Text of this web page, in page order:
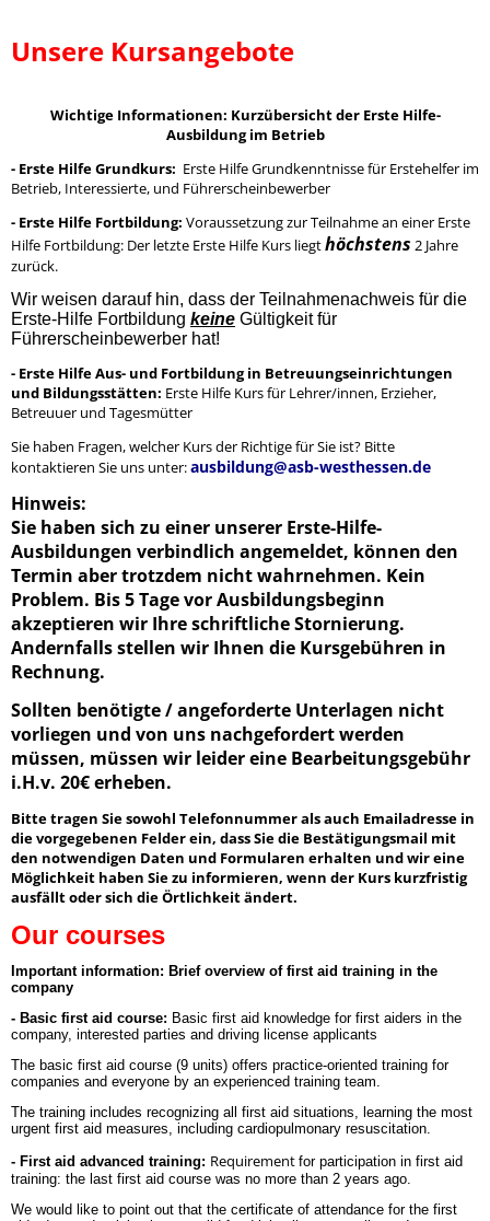
Unsere Kursangebote
Wichtige Informationen: Kurzübersicht der Erste Hilfe-
Ausbildung im Betrieb
- Erste Hilfe Grundkurs: Erste Hilfe Grundkenntnisse für Erstehelfer im
Betrieb, Interessierte, und Führerscheinbewerber
- Erste Hilfe Fortbildung: Voraussetzung zur Teilnahme an einer Erste
Hilfe Fortbildung: Der letzte Erste Hilfe Kurs liegthöchstens 2 Jahre
zurück.
Wir weisen darauf hin, dass der Teilnahmenachweis für die
Erste-Hilfe Fortbildung keine Gültigkeit für
Führerscheinbewerber hat!
- Erste Hilfe Aus- und Fortbildung in Betreuungseinrichtungen
und Bildungsstätten: Erste Hilfe Kurs für Lehrer/innen, Erzieher,
Betreuuer und Tagesmütter
Sie haben Fragen, welcher Kurs der Richtige für Sie ist? Bitte
kontaktieren Sie uns unter:ausbildung@asb-westhessen.de
Hinweis:
Sie haben sich zu einer unserer Erste-Hilfe-
Ausbildungen verbindlich angemeldet, können den
Termin aber trotzdem nicht wahrnehmen. Kein
Problem. Bis 5 Tage vor Ausbildungsbeginn
akzeptieren wir Ihre schriftliche Stornierung.
Andernfalls stellen wir Ihnen die Kursgebühren in
Rechnung.
Sollten benötigte / angeforderte Unterlagen nicht
vorliegen und von uns nachgefordert werden
müssen, müssen wir leider eine Bearbeitungsgebühr
i.H.v. 20€ erheben.
Bitte tragen Sie sowohl Telefonnummer als auch Emailadresse in
die vorgegebenen Felder ein, dass Sie die Bestätigungsmail mit
den notwendigen Daten und Formularen erhalten und wir eine
Möglichkeit haben Sie zu informieren, wenn der Kurs kurzfristig
ausfällt oder sich die Örtlichkeit ändert.
Our courses
Important information: Brief overview of first aid training in the
company
- Basic first aid course: Basic first aid knowledge for first aiders in the
company, interested parties and driving license applicants
The basic first aid course (9 units) offers practice-oriented training for
companies and everyone by an experienced training team.
The training includes recognizing all first aid situations, learning the most
urgent first aid measures, including cardiopulmonary resuscitation.
- First aid advanced training: Requirement for participation in first aid
training: the last first aid course was no more than 2 years ago.
We would like to point out that the certificate of attendance for the first